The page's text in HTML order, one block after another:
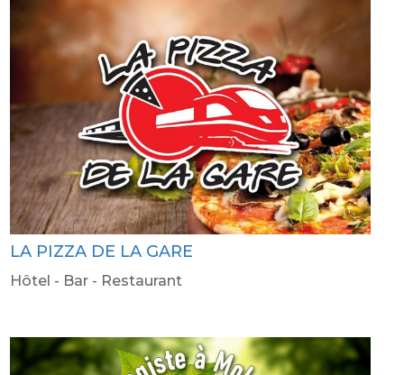
LA PIZZA DE LA GARE
Hôtel - Bar - Restaurant